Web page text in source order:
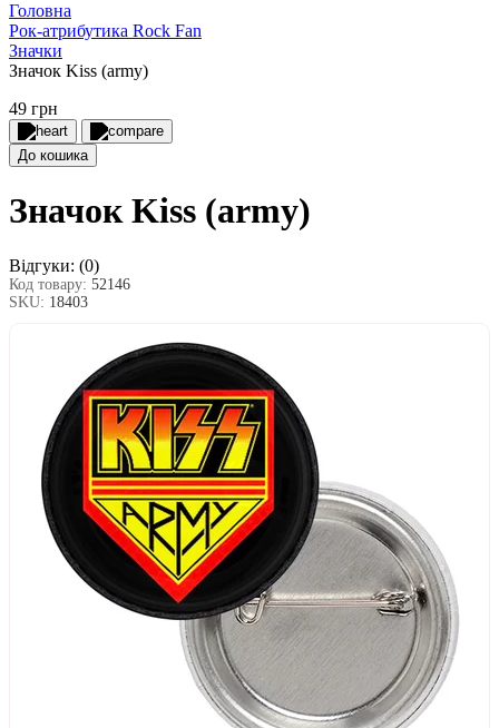
Головна
Рок-атрибутика Rock Fan
Значки
Значок Kiss (army)
49 грн
До кошика
Значок Kiss (army)
Відгуки: (0)
Код товару: 52146
SKU: 18403